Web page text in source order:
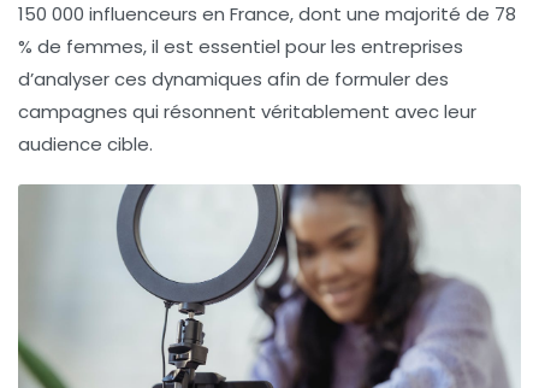
150 000 influenceurs en France, dont une majorité de 78
% de femmes, il est essentiel pour les entreprises
d’analyser ces dynamiques afin de formuler des
campagnes qui résonnent véritablement avec leur
audience cible.